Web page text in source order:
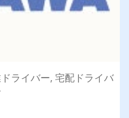
ライバー, 宅配ドライバ